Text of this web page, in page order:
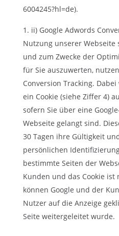
6004245?hl=de).
ii) Google Adwords
Nutzung unserer Webseite
und zum Zwecke der
für Sie auszuwerten,
Conversion Tracking.
ein Cookie (siehe Ziffer 4)
sofern Sie über eine
Webseite gelangt sind.
30 Tagen ihre Gültigkeit
persönlichen
bestimmte Seiten der
Kunden und das Cookie
können Google und der
Nutzer auf die Anzeige
Seite weitergeleitet wurde.